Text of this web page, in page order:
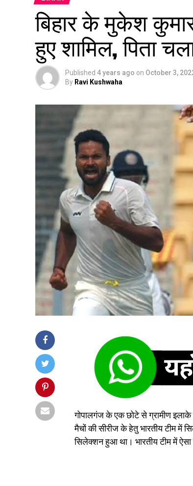
बिहार के मुकेश
हुए शामिल, पिता
Published 4 years ago on October 3,
By Ravi Kushwaha
गोपालगंज के एक छोटे से ग्रामीण
मैचों की सीरीज के हेतु भारतीय टीम
सिलेक्शन हुआ था। भारतीय टीम में ऐसा